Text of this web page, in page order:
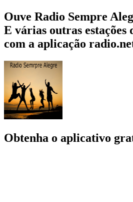
Ouve Radio Sempre
E várias outras estações
com a aplicação
Obtenha o aplicativo